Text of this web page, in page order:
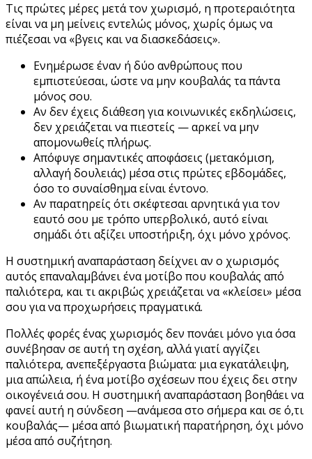
Τις πρώτες μέρες μετά τον χωρισμό, η προτεραιότητα
είναι να μη μείνεις εντελώς μόνος, χωρίς όμως να
πιέζεσαι να «βγεις και να διασκεδάσεις».
Ενημέρωσε έναν ή δύο ανθρώπους που
εμπιστεύεσαι, ώστε να μην κουβαλάς τα πάντα
μόνος σου.
Αν δεν έχεις διάθεση για κοινωνικές εκδηλώσεις,
δεν χρειάζεται να πιεστείς — αρκεί να μην
απομονωθείς πλήρως.
Απόφυγε σημαντικές αποφάσεις (μετακόμιση,
αλλαγή δουλειάς) μέσα στις πρώτες εβδομάδες,
όσο το συναίσθημα είναι έντονο.
Αν παρατηρείς ότι σκέφτεσαι αρνητικά για τον
εαυτό σου με τρόπο υπερβολικό, αυτό είναι
σημάδι ότι αξίζει υποστήριξη, όχι μόνο χρόνος.
Η συστημική αναπαράσταση δείχνει αν ο χωρισμός
αυτός επαναλαμβάνει ένα μοτίβο που κουβαλάς από
παλιότερα, και τι ακριβώς χρειάζεται να «κλείσει» μέσα
σου για να προχωρήσεις πραγματικά.
Πολλές φορές ένας χωρισμός δεν πονάει μόνο για όσα
συνέβησαν σε αυτή τη σχέση, αλλά γιατί αγγίζει
παλιότερα, ανεπεξέργαστα βιώματα: μια εγκατάλειψη,
μια απώλεια, ή ένα μοτίβο σχέσεων που έχεις δει στην
οικογένειά σου. Η συστημική αναπαράσταση βοηθάει να
φανεί αυτή η σύνδεση —ανάμεσα στο σήμερα και σε ό,τι
κουβαλάς— μέσα από βιωματική παρατήρηση, όχι μόνο
μέσα από συζήτηση.